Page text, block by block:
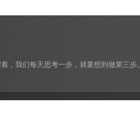
，我们每天思考一步，就要想到做第三步。